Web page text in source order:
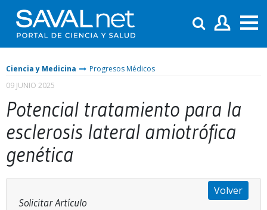
Ciencia y Medicina
Progresos Médicos
09 JUNIO 2025
Potencial tratamiento para la
esclerosis lateral amiotrófica
genética
Solicitar Artículo
Volver